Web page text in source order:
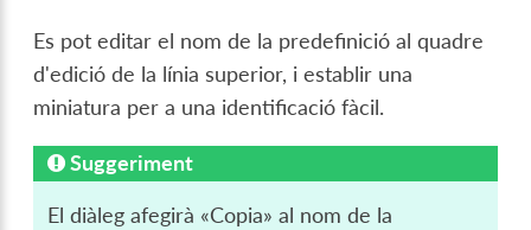
Es pot editar el nom de la predefinició al quadre
d'edició de la línia superior, i establir una
miniatura per a una identificació fàcil.
Suggeriment
El diàleg afegirà «Copia» al nom de la